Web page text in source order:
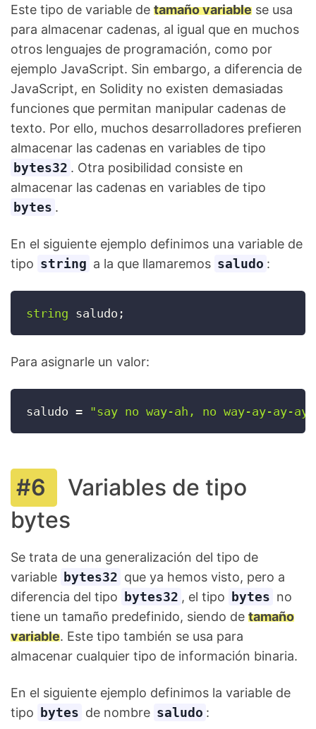
Este tipo de variable de tamaño variable se usa
para almacenar cadenas, al igual que en muchos
otros lenguajes de programación, como por
ejemplo JavaScript. Sin embargo, a diferencia de
JavaScript, en Solidity no existen demasiadas
funciones que permitan manipular cadenas de
texto. Por ello, muchos desarrolladores prefieren
almacenar las cadenas en variables de tipo
bytes32 . Otra posibilidad consiste en
almacenar las cadenas en variables de tipo
bytes .
En el siguiente ejemplo definimos una variable de
tipo string a la que llamaremos saludo :
string saludo ;
Para asignarle un valor:
saludo = "say no way-ah, no way-ay-ay-ay"
Variables de tipo
bytes
Se trata de una generalización del tipo de
variable
bytes32 que ya hemos visto, pero a
diferencia del tipo
bytes32 , el tipo bytes no
tiene un tamaño predefinido, siendo de tamaño
variable. Este tipo también se usa para
almacenar cualquier tipo de información binaria.
En el siguiente ejemplo definimos la variable de
tipo
bytes de nombre saludo :